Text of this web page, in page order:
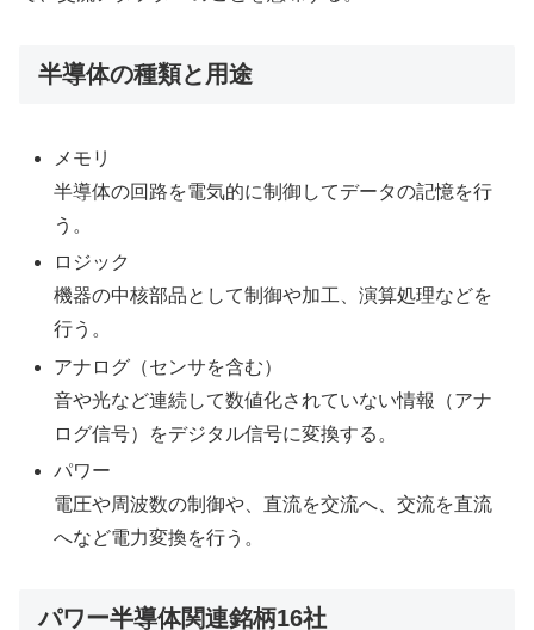
半導体の種類と用途
メモリ
半導体の回路を電気的に制御してデータの記憶を行
う。
ロジック
機器の中核部品として制御や加工、演算処理などを
行う。
アナログ（センサを含む）
音や光など連続して数値化されていない情報（アナ
ログ信号）をデジタル信号に変換する。
パワー
電圧や周波数の制御や、直流を交流へ、交流を直流
へなど電力変換を行う。
パワー半導体関連銘柄16社